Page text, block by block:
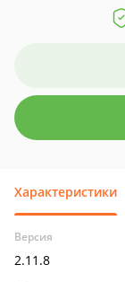
Характеристики
Версия
2.11.8